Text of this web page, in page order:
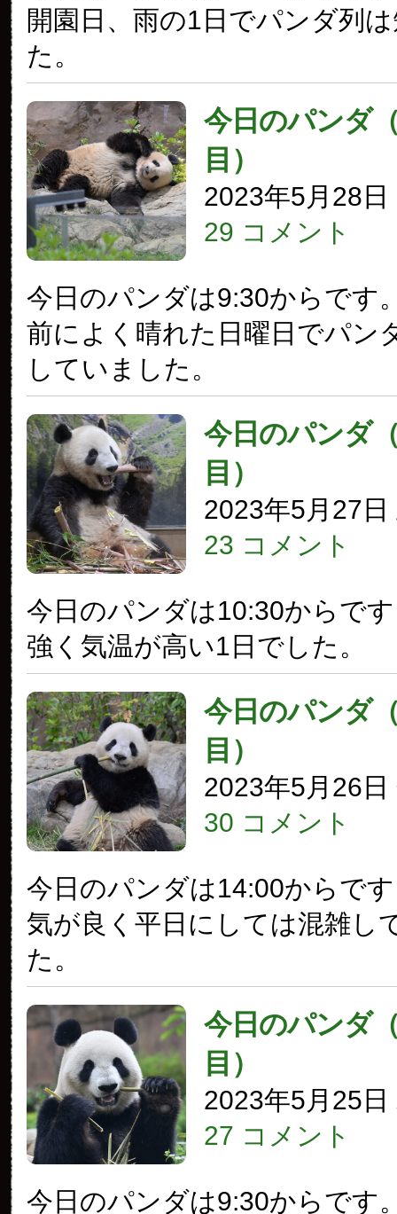
開園日、雨の1日でパンダ列
た。
今日のパンダ
目）
2023年5月28日
29 コメント
今日のパンダは9:30からです
前によく晴れた日曜日でパン
していました。
今日のパンダ
目）
2023年5月27日
23 コメント
今日のパンダは10:30からで
強く気温が高い1日でした。
今日のパンダ
目）
2023年5月26日
30 コメント
今日のパンダは14:00からで
気が良く平日にしては混雑し
た。
今日のパンダ
目）
2023年5月25日
27 コメント
今日のパンダは9:30からです